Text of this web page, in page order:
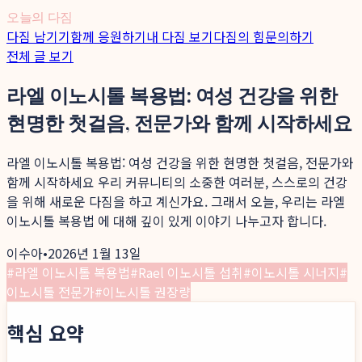
오늘의 다짐
다짐 남기기함께 응원하기내 다짐 보기다짐의 힘문의하기
전체 글 보기
라엘 이노시톨 복용법: 여성 건강을 위한
현명한 첫걸음, 전문가와 함께 시작하세요
라엘 이노시톨 복용법: 여성 건강을 위한 현명한 첫걸음, 전문가와
함께 시작하세요 우리 커뮤니티의 소중한 여러분, 스스로의 건강
을 위해 새로운 다짐을 하고 계신가요. 그래서 오늘, 우리는 라엘
이노시톨 복용법 에 대해 깊이 있게 이야기 나누고자 합니다.
이수아•2026년 1월 13일
#라엘 이노시톨 복용법#Rael 이노시톨 섭취#이노시톨 시너지#
이노시톨 전문가#이노시톨 권장량
핵심 요약